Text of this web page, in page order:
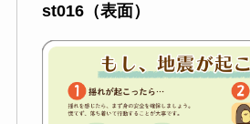
st016（表面）